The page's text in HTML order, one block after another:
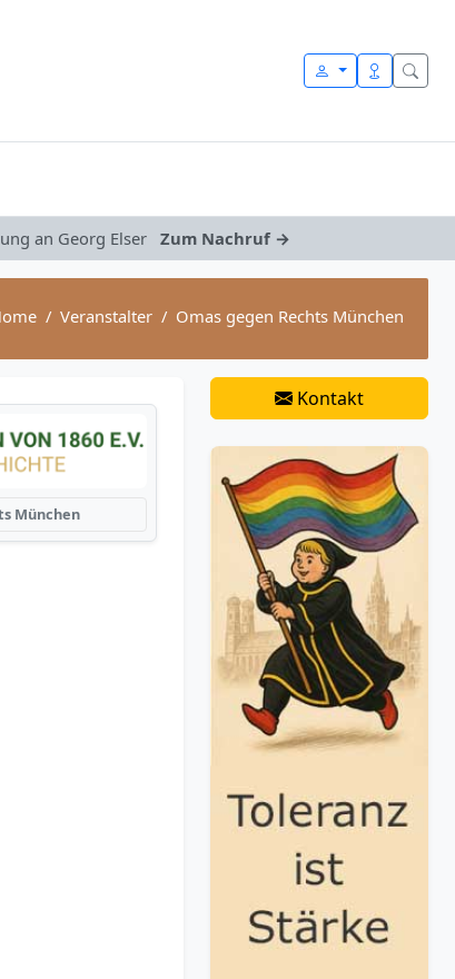
an Georg Elser Zum Nachruf →
Veranstalter Omas gegen Rechts München
München
Kontakt